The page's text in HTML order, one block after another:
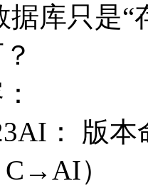
据库只是
： 版
）